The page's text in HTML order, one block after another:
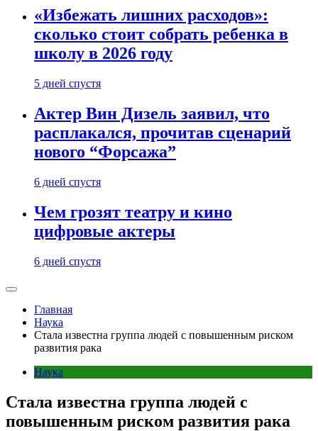
«Избежать лишних расходов»:
сколько стоит собрать ребенка в
школу в 2026 году
5 дней спустя
Актер Вин Дизель заявил, что
расплакался, прочитав сценарий
нового “Форсажа”
6 дней спустя
Чем грозят театру и кино
цифровые актеры
6 дней спустя
Главная
Наука
Стала известна группа людей с повышенным риском
развития рака
Наука
Стала известна группа людей с
повышенным риском развития рака